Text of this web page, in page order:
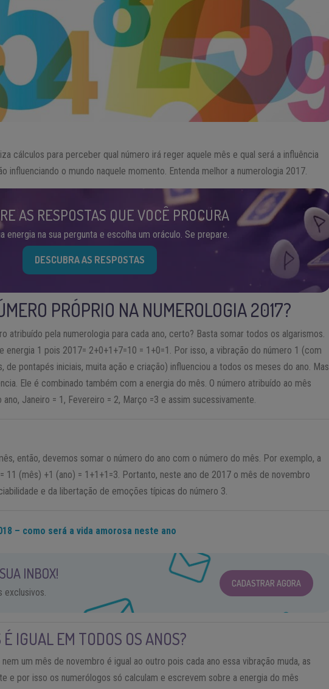
cálculos para perceber qual número irá reger aquele mês e qual será a influência
influenciando o mundo naquele momento. Entenda melhor a numerologia 2017.
AS RESPOSTAS QUE VOCÊ PROCURA
energia na sua pergunta e escolha um oráculo. Se prepare.
DESCUBRA AS RESPOSTAS
PRÓPRIO NA NUMEROLOGIA 2017?
atribuído pela numerologia para cada ano, certo? Basta somar todos os algarismos.
energia 1 pois 2017= 2+0+1+7=10 = 1+0=1. Por isso, a vibração do número 1 (com
de pontapés iniciais, muita ação e criação) influenciou a todos os meses do ano. Mas
Ele é combinado também com a energia do mês. O número atribuído ao mês
Janeiro = 1, Fevereiro = 2, Março =3 e assim sucessivamente.
então, devemos somar o número do ano com o número do mês. Por exemplo, a
11 (mês) +1 (ano) = 1+1+1=3. Portanto, neste ano de 2017 o mês de novembro
e da libertação de emoções típicas do número 3.
– como será a vida amorosa neste ano
INBOX!
exclusivos.
CADASTRAR AGORA
IGUAL EM TODOS OS ANOS?
um mês de novembro é igual ao outro pois cada ano essa vibração muda, as
e por isso os numerólogos só calculam e escrevem sobre a energia do mês